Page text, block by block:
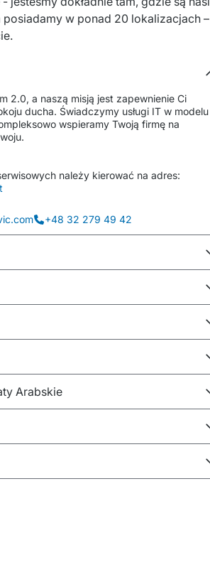
posiadamy w ponad 20 lokalizacjach –
2.0, a naszą misją jest zapewnienie Ci
ducha. Świadczymy usługi IT w modelu
wspieramy Twoją firmę na
+48 32 279 49 42
Arabskie